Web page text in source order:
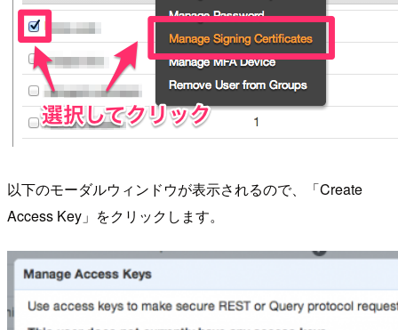
以下のモーダルウィンドウが表示されるので、「Create
Access Key」をクリックします。